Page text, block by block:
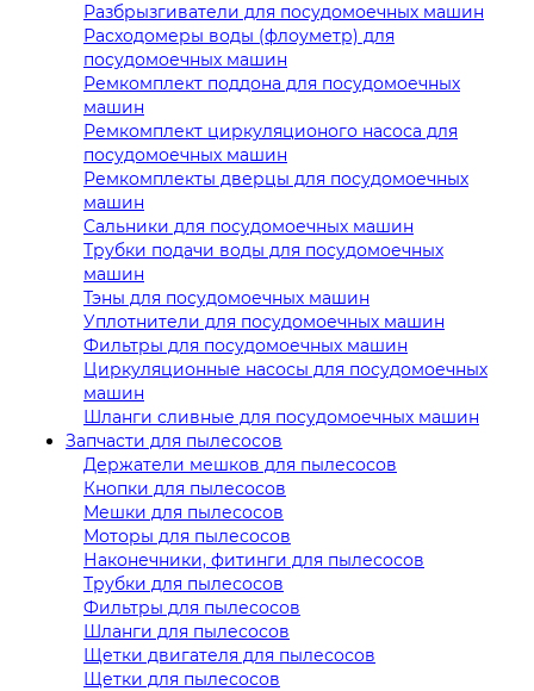
Разбрызгиватели для посудомоечных машин
Расходомеры воды (флоуметр) для
посудомоечных машин
Ремкомплект поддона для посудомоечных
машин
Ремкомплект циркуляционого насоса для
посудомоечных машин
Ремкомплекты дверцы для посудомоечных
машин
Сальники для посудомоечных машин
Трубки подачи воды для посудомоечных
машин
Тэны для посудомоечных машин
Уплотнители для посудомоечных машин
Фильтры для посудомоечных машин
Циркуляционные насосы для посудомоечных
машин
Шланги сливные для посудомоечных машин
Запчасти для пылесосов
Держатели мешков для пылесосов
Кнопки для пылесосов
Мешки для пылесосов
Моторы для пылесосов
Наконечники, фитинги для пылесосов
Трубки для пылесосов
Фильтры для пылесосов
Шланги для пылесосов
Щетки двигателя для пылесосов
Щетки для пылесосов